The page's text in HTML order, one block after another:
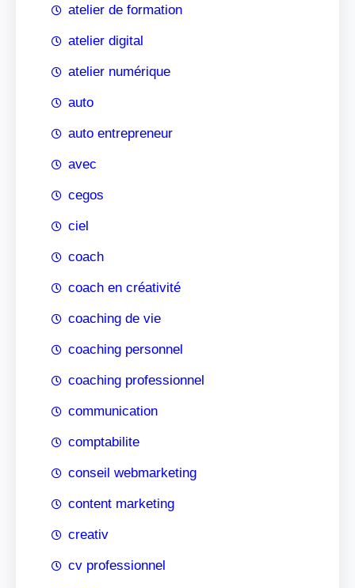
atelier de formation
atelier digital
atelier numérique
auto
auto entrepreneur
avec
cegos
ciel
coach
coach en créativité
coaching de vie
coaching personnel
coaching professionnel
communication
comptabilite
conseil webmarketing
content marketing
creativ
cv professionnel